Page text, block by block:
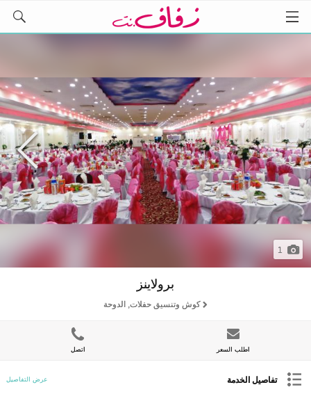
1
برولاينز
كوش وتنسيق حفلات, الدوحة
اطلب السعر اتصل
تفاصيل الخدمة عرض التفاصيل